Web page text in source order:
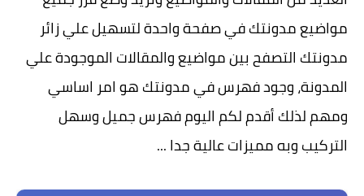
مواضيع مدونتك في صفحة واحدة لتسهيل علي زائر
مدونتك التصفح بين مواضيع والمقالات الموجودة علي
المدونة، وجود فهرس في مدونتك هو امر اساسي
ومهم لذلك أقدم لكم اليوم فهرس جميل وسهل
التركيب وبه مميزات عالية جدا ...